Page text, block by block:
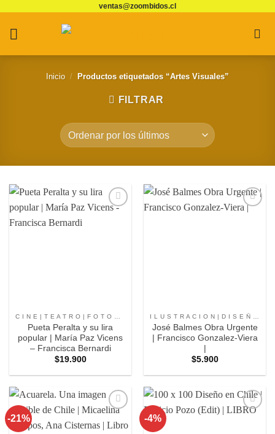
contenido
ventas@zoombidos.cl
Inicio / Productos etiquetados “Artes Visuales”
FILTRAR
Pueta Peralta y su lira
popular | María Paz Vicens
– Francisca Bernardi
$19.900
José Balmes Obra Urgente
| Francisco Gonzalez-Viera
$5.900
-21%
a
-4%